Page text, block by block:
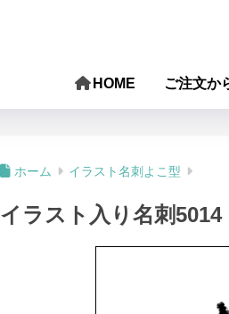
HOME ご注文か
ホーム イラスト名刺よこ型
イラスト入り名刺5014